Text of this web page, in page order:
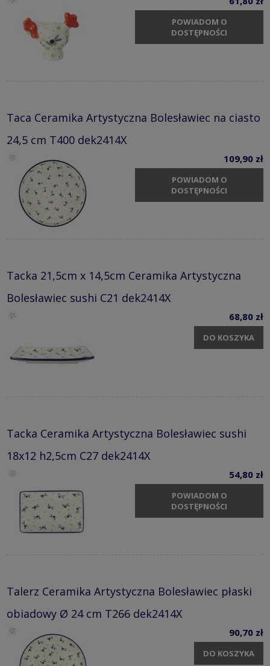
POWIADOM O
DOSTĘPNOŚCI
Taca Ceramika Artystyczna Bolesławiec na ciasto
24,5 cm T400 dek2414X
109,90 zł
POWIADOM O
DOSTĘPNOŚCI
Tacka 21,5cm x 14,5cm Ceramika Artystyczna
Bolesławiec sushi C21 dek2414X
68,80 zł
DO KOSZYKA
Tacka Ceramika Artystyczna Bolesławiec sushi
18x12 h2,5cm C27 dek2414X
54,80 zł
POWIADOM O
DOSTĘPNOŚCI
Talerz Ceramika Artystyczna Bolesławiec płaski
obiadowy Ø 24 cm T266 dek2414X
90,70 zł
DO KOSZYKA